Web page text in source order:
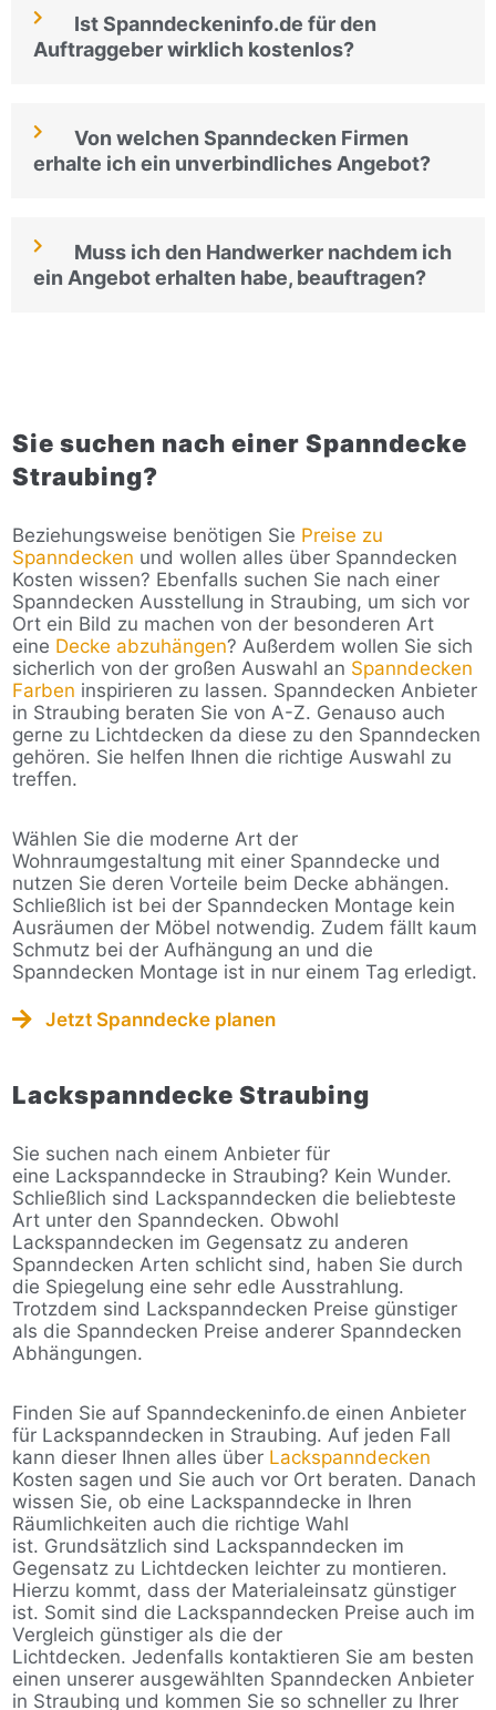
Ist Spanndeckeninfo.de für den
Auftraggeber wirklich kostenlos?
Von welchen Spanndecken Firmen
erhalte ich ein unverbindliches Angebot?
Muss ich den Handwerker nachdem ich
ein Angebot erhalten habe, beauftragen?
Sie suchen nach einer Spanndecke
Straubing?
Beziehungsweise benötigen Sie Preise zu
Spanndecken und wollen alles über Spanndecken
Kosten wissen? Ebenfalls suchen Sie nach einer
Spanndecken Ausstellung in Straubing, um sich vor
Ort ein Bild zu machen von der besonderen Art
eine Decke abzuhängen? Außerdem wollen Sie sich
sicherlich von der großen Auswahl an Spanndecken
Farben inspirieren zu lassen. Spanndecken Anbieter
in Straubing beraten Sie von A-Z. Genauso auch
gerne zu Lichtdecken da diese zu den Spanndecken
gehören. Sie helfen Ihnen die richtige Auswahl zu
treffen.
Wählen Sie die moderne Art der
Wohnraumgestaltung mit einer Spanndecke und
nutzen Sie deren Vorteile beim Decke abhängen.
Schließlich ist bei der Spanndecken Montage kein
Ausräumen der Möbel notwendig. Zudem fällt kaum
Schmutz bei der Aufhängung an und die
Spanndecken Montage ist in nur einem Tag erledigt.
Jetzt Spanndecke planen
Lackspanndecke Straubing
Sie suchen nach einem Anbieter für
eine Lackspanndecke in Straubing? Kein Wunder.
Schließlich sind Lackspanndecken die beliebteste
Art unter den Spanndecken. Obwohl
Lackspanndecken im Gegensatz zu anderen
Spanndecken Arten schlicht sind, haben Sie durch
die Spiegelung eine sehr edle Ausstrahlung.
Trotzdem sind Lackspanndecken Preise günstiger
als die Spanndecken Preise anderer Spanndecken
Abhängungen.
Finden Sie auf Spanndeckeninfo.de einen Anbieter
für Lackspanndecken in Straubing. Auf jeden Fall
kann dieser Ihnen alles über Lackspanndecken
Kosten sagen und Sie auch vor Ort beraten. Danach
wissen Sie, ob eine Lackspanndecke in Ihren
Räumlichkeiten auch die richtige Wahl
ist. Grundsätzlich sind Lackspanndecken im
Gegensatz zu Lichtdecken leichter zu montieren.
Hierzu kommt, dass der Materialeinsatz günstiger
ist. Somit sind die Lackspanndecken Preise auch im
Vergleich günstiger als die der
Lichtdecken. Jedenfalls kontaktieren Sie am besten
einen unserer ausgewählten Spanndecken Anbieter
in Straubing und kommen Sie so schneller zu Ihrer